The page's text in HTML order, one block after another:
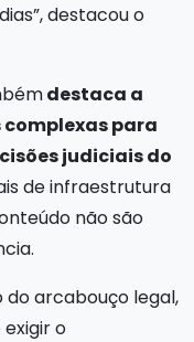
destacou o
destaca a
para
judiciais do
de infraestrutura
não são
do arcabouço legal,
o